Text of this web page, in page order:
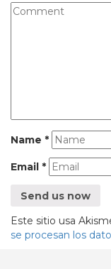
Name *
Email *
Este sitio usa
se procesan los